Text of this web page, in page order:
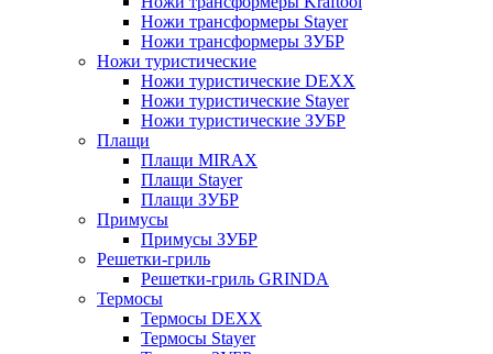
Ножи трансформеры Stayer
Ножи трансформеры ЗУБР
Ножи туристические
Ножи туристические DEXX
Ножи туристические Stayer
Ножи туристические ЗУБР
Плащи
Плащи MIRAX
Плащи Stayer
Плащи ЗУБР
Примусы
Примусы ЗУБР
Решетки-гриль
Решетки-гриль GRINDA
Термосы
Термосы DEXX
Термосы Stayer